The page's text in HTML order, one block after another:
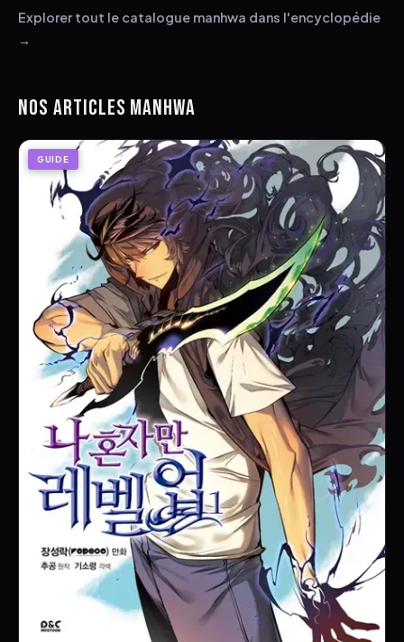
Explorer tout le catalogue manhwa dans l'encyclopédie
→
NOS ARTICLES MANHWA
GUIDE